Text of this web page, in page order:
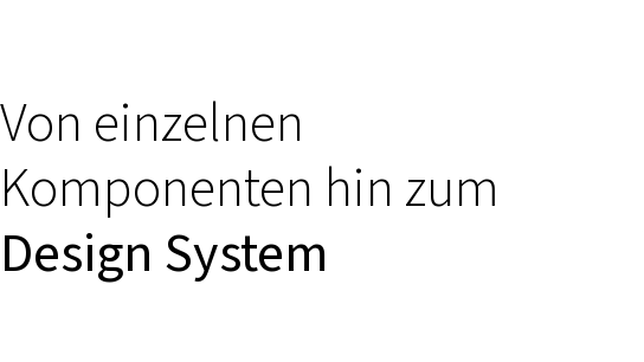
Von einzelnen
Komponenten hin zum
Design System